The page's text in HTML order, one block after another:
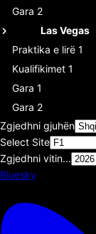
Gara 2
Las Vegas
Praktika e lirë 1
Kualifikimet 1
Gara 1
Gara 2
Zgjedhni gjuhën
Select Site
Zgjedhni vitin...
Bluesky